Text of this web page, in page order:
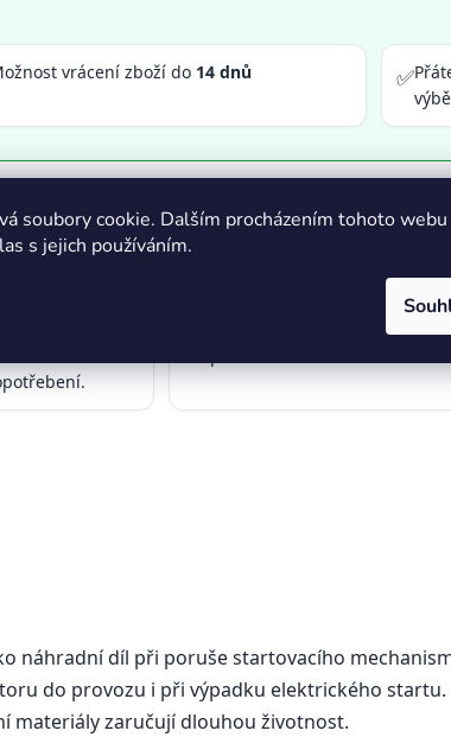
soubory cookie. Dalším procházením tohoto webu
s jejich používáním.
vrácení zboží do 14 dnů ✅
Snadná
výměna a instalace bez
náhradní díl při poruše startovacího
do provozu i při výpadku elektrického startu.
materiály zaručují dlouhou životnost.